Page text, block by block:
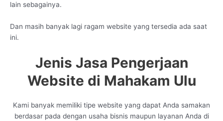
lain sebagainya.
Dan masih banyak lagi ragam website yang tersedia ada saat
ini.
Jenis Jasa Pengerjaan
Website di Mahakam Ulu
Kami banyak memiliki tipe website yang dapat Anda samakan
berdasar pada dengan usaha bisnis maupun layanan Anda di